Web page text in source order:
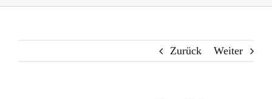
Zurück Weiter